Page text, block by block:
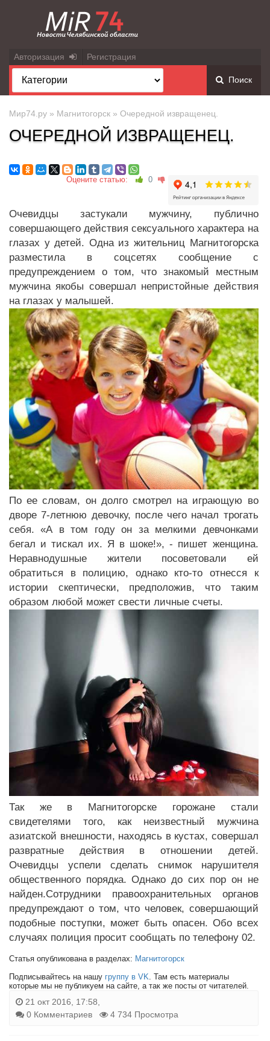
Авторизация Регистрация
Поиск
Мир74.ру » Магнитогорск » Очередной извращенец.
ОЧЕРЕДНОЙ ИЗВРАЩЕНЕЦ.
Оцените статью: 0
Очевидцы застукали мужчину, публично
совершающего действия сексуального характера на
глазах у детей. Одна из жительниц Магнитогорска
разместила в соцсетях сообщение с
предупреждением о том, что знакомый местным
мужчина якобы совершал непристойные действия
на глазах у малышей.
По ее словам, он долго смотрел на играющую во
дворе 7-летнюю девочку, после чего начал трогать
себя. «А в том году он за мелкими девчонками
бегал и тискал их. Я в шоке!», - пишет женщина.
Неравнодушные жители посоветовали ей
обратиться в полицию, однако кто-то отнесся к
истории скептически, предположив, что таким
образом любой может свести личные счеты.
Так же в Магнитогорске горожане стали
свидетелями того, как неизвестный мужчина
азиатской внешности, находясь в кустах, совершал
развратные действия в отношении детей.
Очевидцы успели сделать снимок нарушителя
общественного порядка. Однако до сих пор он не
найден.Сотрудники правоохранительных органов
предупреждают о том, что человек, совершающий
подобные поступки, может быть опасен. Обо всех
случаях полиция просит сообщать по телефону 02.
Статья опубликована в разделах: Магнитогорск
Подписывайтесь на нашу группу в VK. Там есть материалы
которые мы не публикуем на сайте, а так же посты от читателей.
21 окт 2016, 17:58,
0 Комментариев
4 734 Просмотра